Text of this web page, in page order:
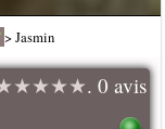
> Jasmin
★★★★. 0 avis